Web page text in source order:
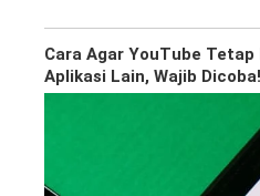
Cara Agar YouTube
Aplikasi Lain, Wajib Dicoba!